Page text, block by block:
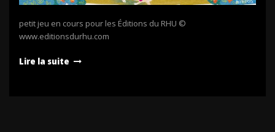
petit jeu en cours pour les Éditions du RHU ©
www.editionsdurhu.com
Lire la suite